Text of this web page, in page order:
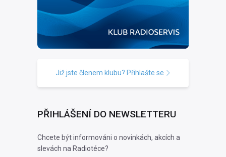
Již jste členem klubu? Přihlašte se
PŘIHLÁŠENÍ DO NEWSLETTERU
Chcete být informováni o novinkách, akcích a
slevách na Radiotéce?